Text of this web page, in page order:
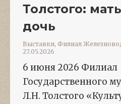
Толстого:
дочь
Выставки, Филиал
27.05.2026
6 июня 2026 Филиал
Государственного
Л.Н. Толстого